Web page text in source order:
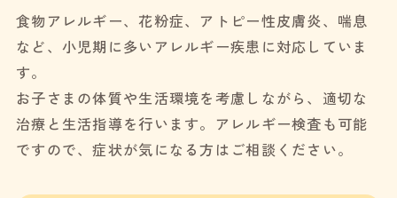
食物アレルギー、花粉症、アトピー性皮膚炎、喘息
など、小児期に多いアレルギー疾患に対応していま
す。
お子さまの体質や生活環境を考慮しながら、適切な
治療と生活指導を行います。アレルギー検査も可能
ですので、症状が気になる方はご相談ください。